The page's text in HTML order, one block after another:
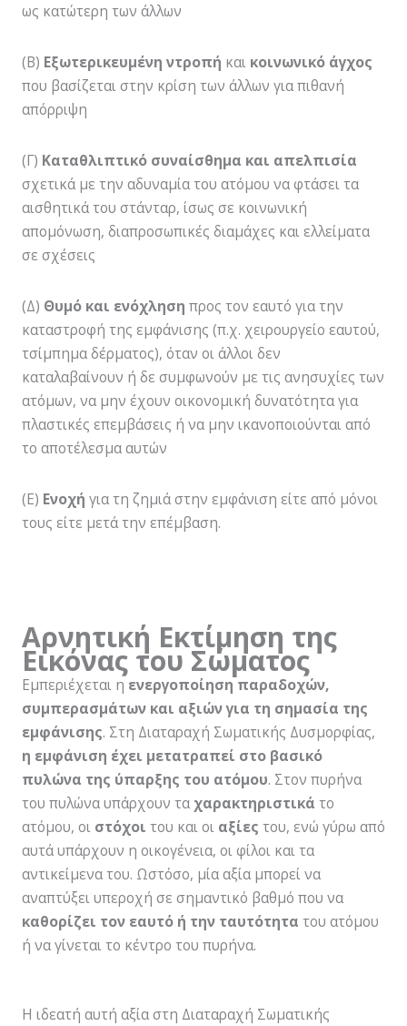
ως κατώτερη των άλλων
(Β) Εξωτερικευμένη ντροπή και κοινωνικό άγχος
που βασίζεται στην κρίση των άλλων για πιθανή
απόρριψη
(Γ) Καταθλιπτικό συναίσθημα και απελπισία
σχετικά με την αδυναμία του ατόμου να φτάσει τα
αισθητικά του στάνταρ, ίσως σε κοινωνική
απομόνωση, διαπροσωπικές διαμάχες και ελλείματα
σε σχέσεις
(Δ) Θυμό και ενόχληση προς τον εαυτό για την
καταστροφή της εμφάνισης (π.χ. χειρουργείο εαυτού,
τσίμπημα δέρματος), όταν οι άλλοι δεν
καταλαβαίνουν ή δε συμφωνούν με τις ανησυχίες των
ατόμων, να μην έχουν οικονομική δυνατότητα για
πλαστικές επεμβάσεις ή να μην ικανοποιούνται από
το αποτέλεσμα αυτών
(Ε) Ενοχή για τη ζημιά στην εμφάνιση είτε από μόνοι
τους είτε μετά την επέμβαση.
Αρνητική Εκτίμηση της
Εικόνας του Σώματος
Εμπεριέχεται η ενεργοποίηση παραδοχών,
συμπερασμάτων και αξιών για τη σημασία της
εμφάνισης. Στη Διαταραχή Σωματικής Δυσμορφίας,
η εμφάνιση έχει μετατραπεί στο βασικό
πυλώνα της ύπαρξης του ατόμου. Στον πυρήνα
του πυλώνα υπάρχουν τα χαρακτηριστικά το
ατόμου, οι στόχοι του και οι αξίες του, ενώ γύρω από
αυτά υπάρχουν η οικογένεια, οι φίλοι και τα
αντικείμενα του. Ωστόσο, μία αξία μπορεί να
αναπτύξει υπεροχή σε σημαντικό βαθμό που να
καθορίζει τον εαυτό ή την ταυτότητα του ατόμου
ή να γίνεται το κέντρο του πυρήνα.
Η ιδεατή αυτή αξία στη Διαταραχή Σωματικής